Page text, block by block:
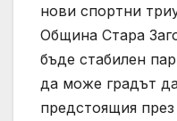
нови спортни
Община Стара
бъде стабилен
да може градът
предстоящия